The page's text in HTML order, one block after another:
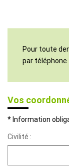
Pour toute
par téléphone
Vos
* Information
Civilité :